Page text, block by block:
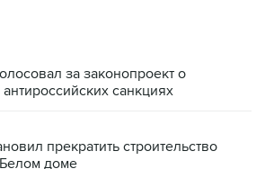
за законопроект о
санкциях
прекратить строительство
доме